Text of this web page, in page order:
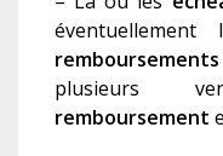
remboursements
plusieurs
remboursement